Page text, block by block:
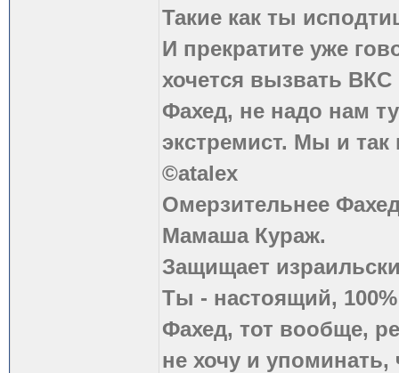
Такие как ты
И прекратите уже
хочется вызвать
Фахед, не надо нам
экстремист. Мы и
©atalex
Омерзительнее
Мамаша Кураж.
Защищает
Ты - настоящий,
Фахед, тот вообще,
не хочу и